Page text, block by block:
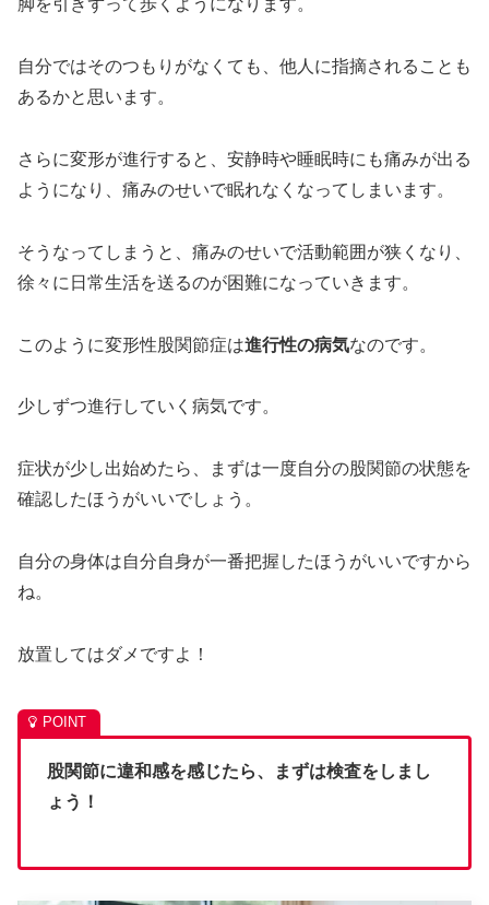
脚を引きずって歩くようになります。
自分ではそのつもりがなくても、他人に指摘されることも
あるかと思います。
さらに変形が進行すると、安静時や睡眠時にも痛みが出る
ようになり、痛みのせいで眠れなくなってしまいます。
そうなってしまうと、痛みのせいで活動範囲が狭くなり、
徐々に日常生活を送るのが困難になっていきます。
このように変形性股関節症は進行性の病気なのです。
少しずつ進行していく病気です。
症状が少し出始めたら、まずは一度自分の股関節の状態を
確認したほうがいいでしょう。
自分の身体は自分自身が一番把握したほうがいいですから
ね。
放置してはダメですよ！
股関節に違和感を感じたら、まずは検査をしまし
ょう！